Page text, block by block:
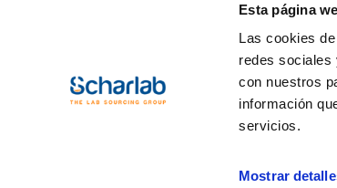
Esta página
Las cookies
redes sociales
con nuestros
información
servicios.
Mostrar
Condiciones de